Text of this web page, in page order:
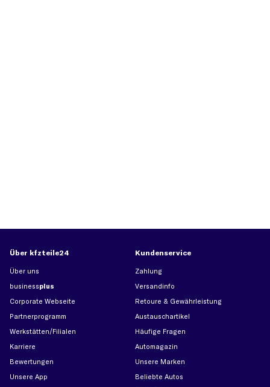
Über kfzteile24
Über uns
businessplus
Corporate Webseite
Partnerprogramm
Werkstätten/Filialen
Karriere
Bewertungen
Unsere App
Kundenservice
Zahlung
Versandinfo
Retoure & Gewährleistung
Austauschartikel
Häufige Fragen
Automagazin
Unsere Marken
Beliebte Autos